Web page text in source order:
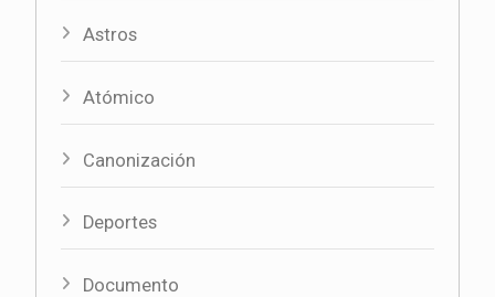
Astros
Atómico
Canonización
Deportes
Documento